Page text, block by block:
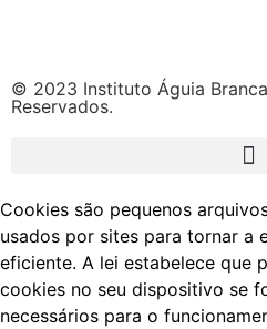
© 2023 Instituto Águia
Reservados.
Cookies são pequenos
usados por sites para tornar a
eficiente. A lei estabelece que
cookies no seu dispositivo se
necessários para o